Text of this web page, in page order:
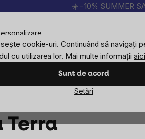
cookie-uri. Continuând să navigați
cu utilizarea lor. Mai multe informații aici
Sunt de acord
Setări
☀️−10% SUMMER
verificate Produsele
Căutare
FemeiBărbațiCopiiObiective
Terra